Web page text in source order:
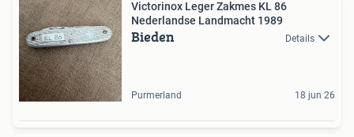
Victorinox Leger Zakmes KL 86
Nederlandse Landmacht 1989
Bieden Details
Purmerland 18 jun 26